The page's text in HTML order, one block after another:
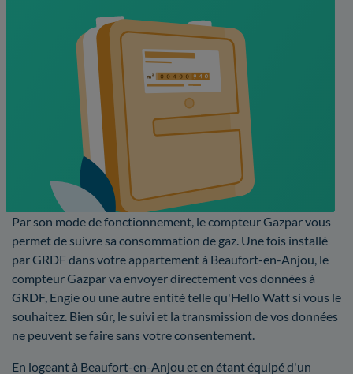
Par son mode de fonctionnement, le compteur Gazpar vous
permet de suivre sa consommation de gaz. Une fois installé
par GRDF dans votre appartement à Beaufort-en-Anjou, le
compteur Gazpar va envoyer directement vos données à
GRDF, Engie ou une autre entité telle qu'Hello Watt si vous le
souhaitez. Bien sûr, le suivi et la transmission de vos données
ne peuvent se faire sans votre consentement.
En logeant à Beaufort-en-Anjou et en étant équipé d'un